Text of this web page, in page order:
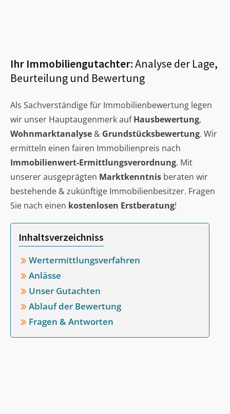
Ihr Immobiliengutachter:Analyse der Lage,
Beurteilung und Bewertung
Als Sachverständige für Immobilienbewertung legen
wir unser Hauptaugenmerk aufHausbewertung,
Wohnmarktanalyse & Grundstücksbewertung. Wir
ermitteln einen fairen Immobilienpreis nach
Immobilienwert-Ermittlungsverordnung. Mit
unserer ausgeprägten Marktkenntnis beraten wir
bestehende & zukünftige Immobilienbesitzer. Fragen
Sie nach einen kostenlosen Erstberatung!
Inhaltsverzeichniss
Wertermittlungsverfahren
Anlässe
Unser Gutachten
Ablauf der Bewertung
Fragen & Antworten